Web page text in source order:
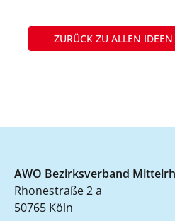
ZURÜCK ZU ALLEN IDEEN
AWO Bezirksverband
Rhonestraße 2 a
50765 Köln